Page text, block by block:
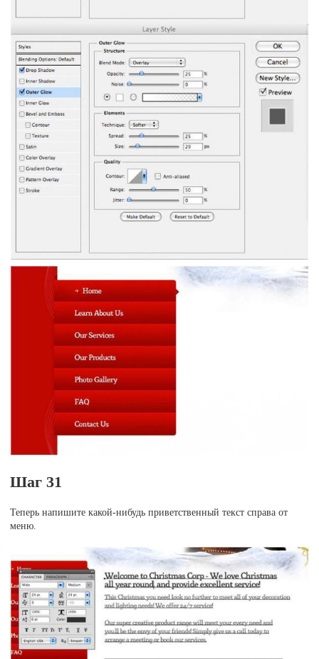
Шаг 31
Теперь напишите какой-нибудь приветственный текст справа от
меню.